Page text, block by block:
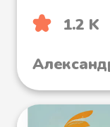
1.2 K